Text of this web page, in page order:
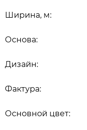
Ширина, м:
Основной цвет:
Дизайн:
Основа:
Фактура: